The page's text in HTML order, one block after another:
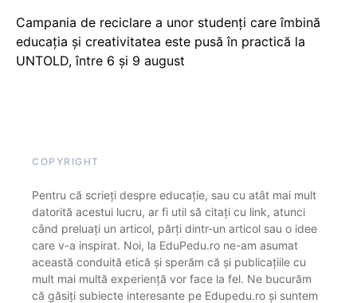
Campania de reciclare a unor studenți care îmbină
educația și creativitatea este pusă în practică la
UNTOLD, între 6 și 9 august
COPYRIGHT
Pentru că scrieți despre educație, sau cu atât mai mult
datorită acestui lucru, ar fi util să citați cu link, atunci
când preluați un articol, părți dintr-un articol sau o idee
care v-a inspirat. Noi, la EduPedu.ro ne-am asumat
această conduită etică și sperăm că și publicațiile cu
mult mai multă experiență vor face la fel. Ne bucurăm
că găsiți subiecte interesante pe Edupedu.ro și suntem